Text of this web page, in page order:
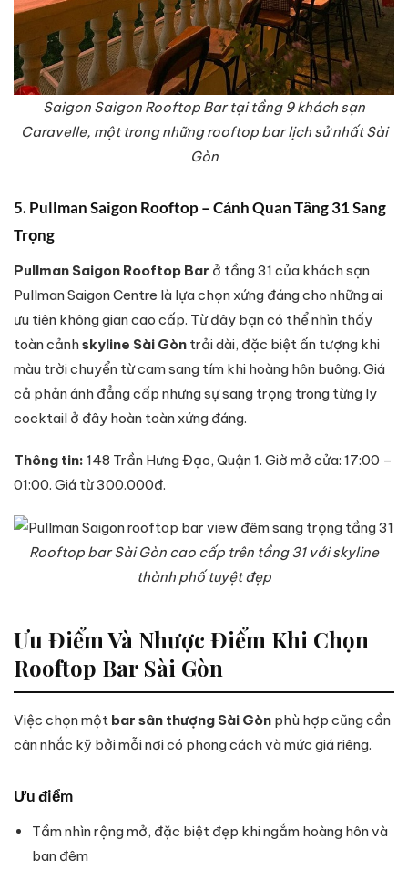
Saigon Saigon Rooftop Bar tại tầng 9 khách sạn
Caravelle, một trong những rooftop bar lịch sử nhất Sài
Gòn
5. Pullman Saigon Rooftop – Cảnh Quan Tầng 31 Sang
Trọng
Pullman Saigon Rooftop Bar ở tầng 31 của khách sạn
Pullman Saigon Centre là lựa chọn xứng đáng cho những ai
ưu tiên không gian cao cấp. Từ đây bạn có thể nhìn thấy
toàn cảnhskyline Sài Gòn trải dài, đặc biệt ấn tượng khi
màu trời chuyển từ cam sang tím khi hoàng hôn buông. Giá
cả phản ánh đẳng cấp nhưng sự sang trọng trong từng ly
cocktail ở đây hoàn toàn xứng đáng.
Thông tin: 148 Trần Hưng Đạo, Quận 1. Giờ mở cửa: 17:00 –
01:00. Giá từ 300.000đ.
Rooftop bar Sài Gòn cao cấp trên tầng 31 với skyline
thành phố tuyệt đẹp
Ưu Điểm Và Nhược Điểm Khi Chọn
Rooftop Bar Sài Gòn
Việc chọn một bar sân thượng Sài Gòn phù hợp cũng cần
cân nhắc kỹ bởi mỗi nơi có phong cách và mức giá riêng.
Ưu điểm
Tầm nhìn rộng mở, đặc biệt đẹp khi ngắm hoàng hôn và
ban đêm